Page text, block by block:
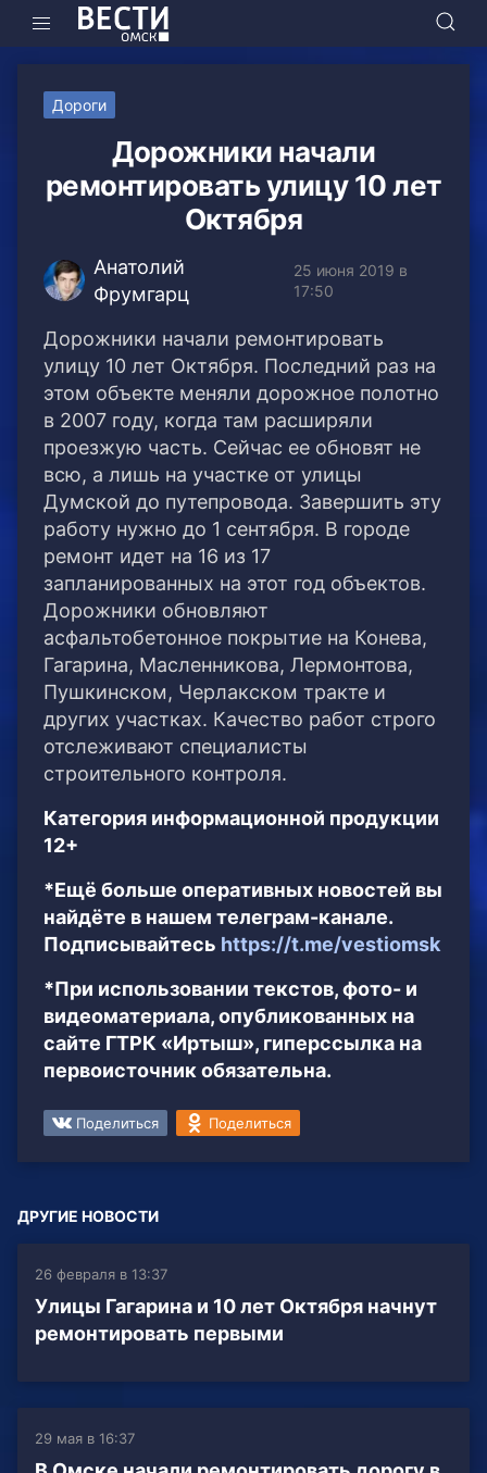
Дороги
Дорожники начали
ремонтировать улицу 10 лет
Октября
Анатолий
Фрумгарц
25 июня 2019 в
17:50
Дорожники начали ремонтировать
улицу 10 лет Октября. Последний раз на
этом объекте меняли дорожное полотно
в 2007 году, когда там расширяли
проезжую часть. Сейчас ее обновят не
всю, а лишь на участке от улицы
Думской до путепровода. Завершить эту
работу нужно до 1 сентября. В городе
ремонт идет на 16 из 17
запланированных на этот год объектов.
Дорожники обновляют
асфальтобетонное покрытие на Конева,
Гагарина, Масленникова, Лермонтова,
Пушкинском, Черлакском тракте и
других участках. Качество работ строго
отслеживают специалисты
строительного контроля.
Категория информационной продукции
12+
*Ещё больше оперативных новостей вы
найдёте в нашем телеграм-канале.
Подписывайтесь https://t.me/vestiomsk
*При использовании текстов, фото- и
видеоматериала, опубликованных на
сайте ГТРК «Иртыш», гиперссылка на
первоисточник обязательна.
Поделиться Поделиться
ДРУГИЕ НОВОСТИ
26 февраля в 13:37
Улицы Гагарина и 10 лет Октября начнут
ремонтировать первыми
29 мая в 16:37